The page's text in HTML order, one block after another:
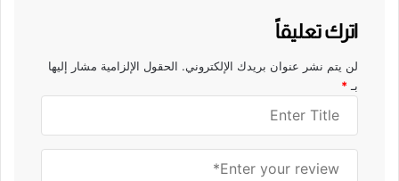
اترك تعليقاً
لن يتم نشر عنوان بريدك الإلكتروني. الحقول الإلزامية مشار إليها
بـ*